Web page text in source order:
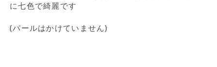
に七色で綺麗です
(パールはかけていません)